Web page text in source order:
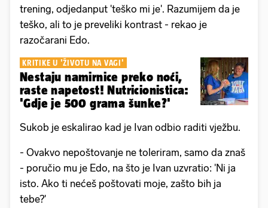
trening, odjedanput 'teško mi je'. Razumijem da je
teško, ali to je preveliki kontrast - rekao je
razočarani Edo.
KRITIKE U 'ŽIVOTU NA VAGI'
Nestaju namirnice preko noći,
raste napetost! Nutricionistica:
'Gdje je 500 grama šunke?'
Sukob je eskalirao kad je Ivan odbio raditi vježbu.
- Ovakvo nepoštovanje ne toleriram, samo da znaš
- poručio mu je Edo, na što je Ivan uzvratio: 'Ni ja
isto. Ako ti nećeš poštovati moje, zašto bih ja
tebe?'